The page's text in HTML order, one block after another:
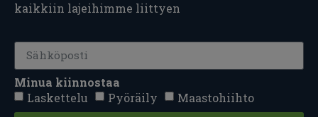
kaikkiin lajeihimme liittyen
Minua kiinnostaa
Laskettelu
Pyöräily Maastohiihto